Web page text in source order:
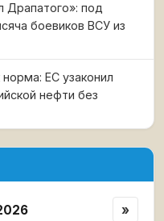
Драпатого»: под
боевиков ВСУ из
ЕС узаконил
нефти без
»